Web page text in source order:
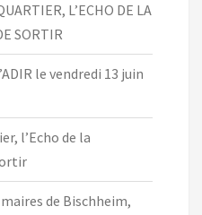
L’ECHO DE LA
SORTIR
le vendredi 13 juin
l’Echo de la
de Bischheim,